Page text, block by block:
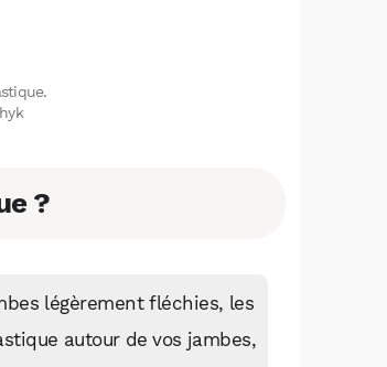
?
légèrement fléchies, les
autour de vos jambes,